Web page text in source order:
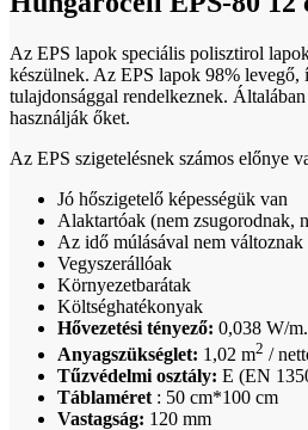
Az EPS lapok speciális polisztirol
készülnek. Az EPS lapok 98% levegő,
tulajdonsággal rendelkeznek.
használják őket.
Az EPS szigetelésnek számos előnye
Jó hőszigetelő képességük van
Alaktartóak (nem zsugorodnak,
Az idő múlásával nem változnak
Vegyszerállóak
Környezetbarátak
Költséghatékonyak
Hővezetési tényező: 0,038 W/
Anyagszükséglet: 1,02 m2 /
Tűzvédelmi osztály: E (EN
Táblaméret : 50 cm*100 cm
Vastagság: 120 mm